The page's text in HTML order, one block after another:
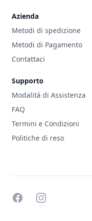
Azienda
Metodi di spedizione
Metodi di Pagamento
Contattaci
Supporto
Modalità di Assistenza
FAQ
Termini e Condizioni
Politiche di reso
facebookinstagram